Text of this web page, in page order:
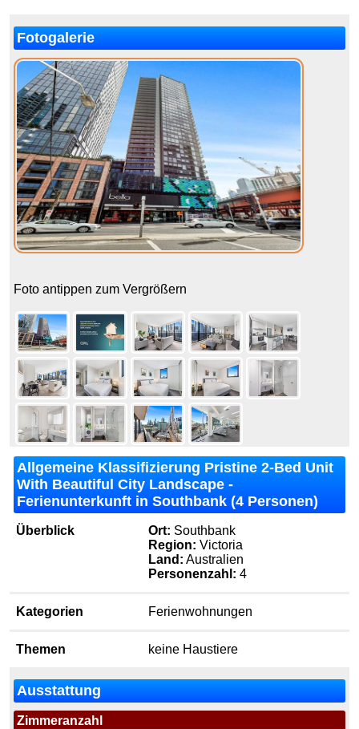
Fotogalerie
Foto antippen zum Vergrößern
Allgemeine Klassifizierung Pristine 2-Bed Unit
With Beautiful City Landscape -
Ferienunterkunft in Southbank (4 Personen)
Überblick Ort: Southbank
Region: Victoria
Land: Australien
Personenzahl: 4
Kategorien Ferienwohnungen
Themen keine Haustiere
Ausstattung
Zimmeranzahl